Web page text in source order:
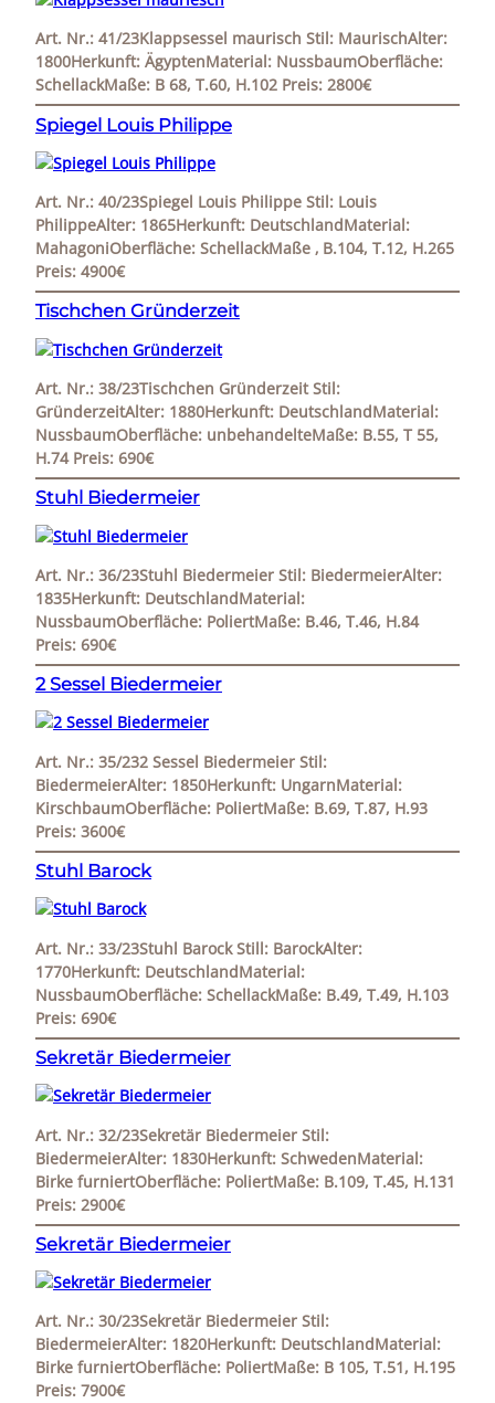
Art. Nr.: 41/23Klappsessel maurisch Stil: MaurischAlter:
1800Herkunft: ÄgyptenMaterial: NussbaumOberfläche:
SchellackMaße: B 68, T.60, H.102 Preis: 2800€
Spiegel Louis Philippe
Art. Nr.: 40/23Spiegel Louis Philippe Stil: Louis
PhilippeAlter: 1865Herkunft: DeutschlandMaterial:
MahagoniOberfläche: SchellackMaße ‚ B.104, T.12, H.265
Preis: 4900€
Tischchen Gründerzeit
Art. Nr.: 38/23Tischchen Gründerzeit Stil:
GründerzeitAlter: 1880Herkunft: DeutschlandMaterial:
NussbaumOberfläche: unbehandelteMaße: B.55, T 55,
H.74 Preis: 690€
Stuhl Biedermeier
Art. Nr.: 36/23Stuhl Biedermeier Stil: BiedermeierAlter:
1835Herkunft: DeutschlandMaterial:
NussbaumOberfläche: PoliertMaße: B.46, T.46, H.84
Preis: 690€
2 Sessel Biedermeier
Art. Nr.: 35/232 Sessel Biedermeier Stil:
BiedermeierAlter: 1850Herkunft: UngarnMaterial:
KirschbaumOberfläche: PoliertMaße: B.69, T.87, H.93
Preis: 3600€
Stuhl Barock
Art. Nr.: 33/23Stuhl Barock Still: BarockAlter:
1770Herkunft: DeutschlandMaterial:
NussbaumOberfläche: SchellackMaße: B.49, T.49, H.103
Preis: 690€
Sekretär Biedermeier
Art. Nr.: 32/23Sekretär Biedermeier Stil:
BiedermeierAlter: 1830Herkunft: SchwedenMaterial:
Birke furniertOberfläche: PoliertMaße: B.109, T.45, H.131
Preis: 2900€
Sekretär Biedermeier
Art. Nr.: 30/23Sekretär Biedermeier Stil:
BiedermeierAlter: 1820Herkunft: DeutschlandMaterial:
Birke furniertOberfläche: PoliertMaße: B 105, T.51, H.195
Preis: 7900€